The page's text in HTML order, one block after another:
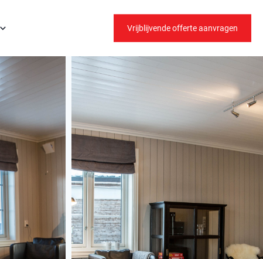
Vrijblijvende offerte aanvragen